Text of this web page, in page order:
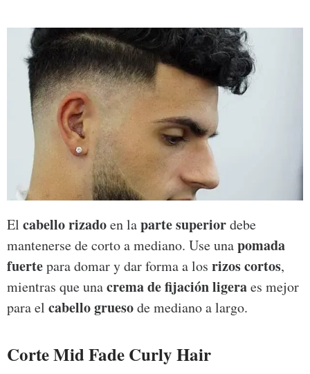
El cabello rizadoen laparte superiordebe
mantenerse de corto a mediano. Use unapomada
fuertepara domar y dar forma a los rizos cortos,
mientras que unacrema de fijación ligeraes mejor
para el cabello gruesode mediano a largo.
Corte Mid Fade Curly Hair